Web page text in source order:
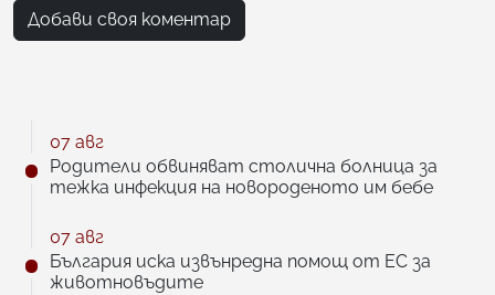
Добави своя коментар
07 авг
Родители обвиняват столична болница за
тежка инфекция на новороденото им бебе
07 авг
България иска извънредна помощ от ЕС за
животновъдите